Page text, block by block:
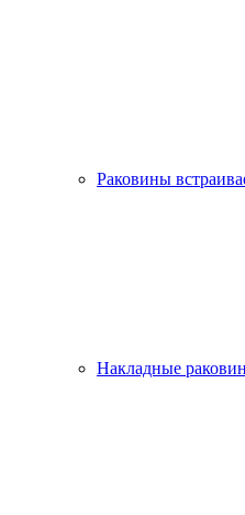
Раковины
Накладные